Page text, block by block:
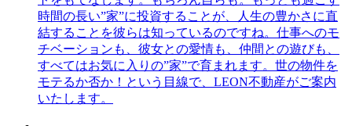
時間の長い”家”に投資することが、人生の豊かさに直
結することを彼らは知っているのですね。仕事へのモ
チベーションも、彼女との愛情も、仲間との遊びも、
すべてはお気に入りの”家”で育まれます。世の物件を
モテるか否か！という目線で、LEON不動産がご案内
いたします。